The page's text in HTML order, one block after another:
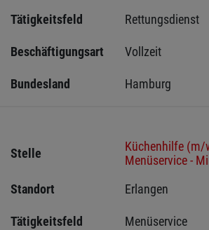
Tätigkeitsfeld Rettungsdienst
Beschäftigungsart Vollzeit
Bundesland Hamburg
Stelle
Küchenhilfe
Menüservice -
Standort
Erlangen
Tätigkeitsfeld Menüservice